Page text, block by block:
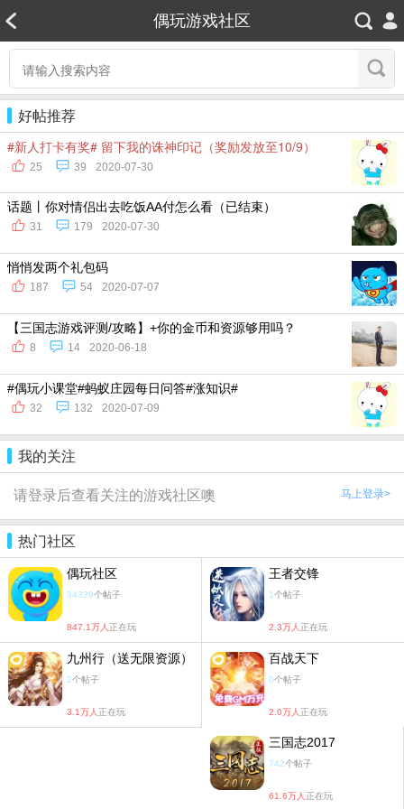
偶玩游戏社区
好帖推荐
#新人打卡有奖# 留下我的诛神印记（奖励发放至10/9）
25 39 2020-07-30
话题丨你对情侣出去吃饭AA付怎么看（已结束）
31 179 2020-07-30
悄悄发两个礼包码
187 54 2020-07-07
【三国志游戏评测/攻略】+你的金币和资源够用吗？
8 14 2020-06-18
#偶玩小课堂#蚂蚁庄园每日问答#涨知识#
32 132 2020-07-09
我的关注
请登录后查看关注的游戏社区噢 马上登录>
热门社区
偶玩社区
34329个帖子
847.1万人 正在玩
王者交锋
1个帖子
2.3万人 正在玩
九州行（送无限资源）
2个帖子
3.1万人 正在玩
百战天下
0个帖子
2.0万人 正在玩
三国志2017
742个帖子
61.6万人 正在玩